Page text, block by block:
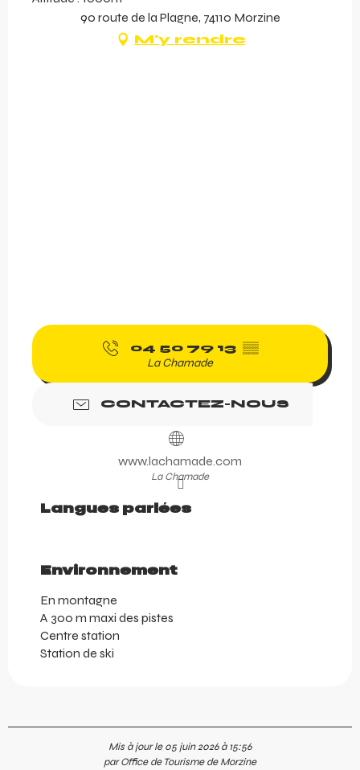
90 route de la Plagne, 74110 Morzine
M'y rendre
04 50 79 13 ▒▒
La Chamade
CONTACTEZ-NOUS
www.lachamade.com
La Chamade
Langues parlées
Langues parlées
Environnement
Environnement
En montagne
A 300 m maxi des pistes
Centre station
Station de ski
Mis à jour le 05 juin 2026 à 15:56
par Office de Tourisme de Morzine